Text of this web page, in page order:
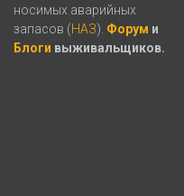
носимых аварийных
запасов (НАЗ). Форум и
Блоги выживальщиков.